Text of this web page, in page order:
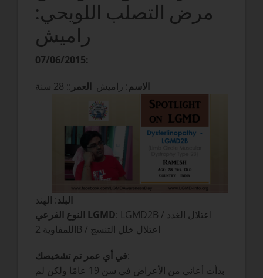
مرض التصلب اللويحي:
راميش
07/06/2015:
الاسم: راميش العمر :: 28 سنة
البلد: الهند
النوع الفرعي LGMD: LGMD2B / اعتلال الغدد
اللمفاوية 2B / اعتلال خلل التنسج
في أي عمر تم تشخيصك:
بدأت أعاني من الأعراض في سن 19 عامًا ولكن لم